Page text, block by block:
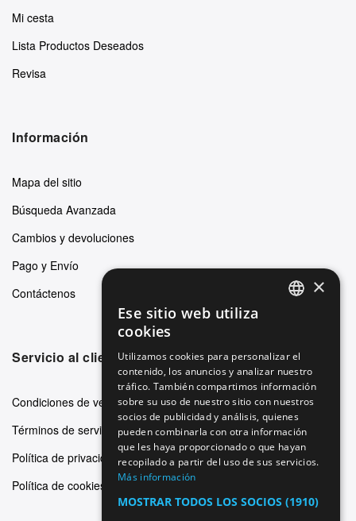
Mi cesta
Lista Productos Deseados
Revisa
Información
Mapa del sitio
Búsqueda Avanzada
Cambios y devoluciones
Pago y Envío
Contáctenos
Servicio al cliente
Condiciones de venta
Términos de servicio
Política de privacidad
Política de cookies
ITALIAN
SPANISH
FRENCH
×
Ese sitio web utiliza
cookies
Utilizamos cookies para personalizar el
contenido, los anuncios y analizar nuestro
tráfico. También compartimos información
sobre su uso de nuestro sitio con nuestros
socios de publicidad y análisis, quienes
pueden combinarla con otra información
que les haya proporcionado o que hayan
recopilado a partir del uso de sus servicios.
Más información
MOSTRAR TODOS LOS SOCIOS (1910)